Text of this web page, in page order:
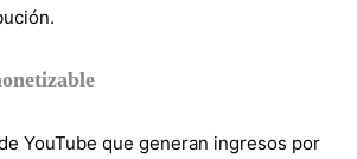
YouTube que generan ingresos por